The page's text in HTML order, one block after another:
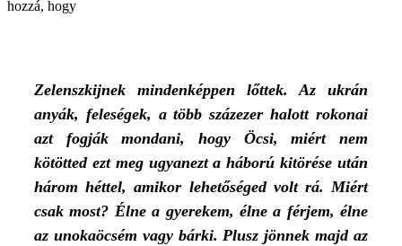
hozzá, hogy
Zelenszkijnek mindenképpen lőttek. Az ukrán
anyák, feleségek, a több százezer halott rokonai
azt fogják mondani, hogy Öcsi, miért nem
kötötted ezt meg ugyanezt a háború kitörése után
három héttel, amikor lehetőséged volt rá. Miért
csak most? Élne a gyerekem, élne a férjem, élne
az unokaöcsém vagy bárki. Plusz jönnek majd az